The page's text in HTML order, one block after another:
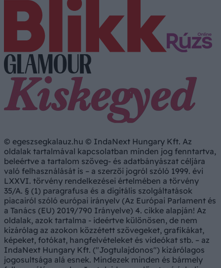
© egeszsegkalauz.hu © IndaNext Hungary Kft. Az
oldalak tartalmával kapcsolatban minden jog fenntartva,
beleértve a tartalom szöveg- és adatbányászat céljára
való felhasználását is – a szerzői jogról szóló 1999. évi
LXXVI. törvény rendelkezései értelmében a törvény
35/A. § (1) paragrafusa és a digitális szolgáltatások
piacairól szóló európai irányelv (Az Európai Parlament és
a Tanács (EU) 2019/790 Irányelve) 4. cikke alapján! Az
oldalak, azok tartalma - ideértve különösen, de nem
kizárólag az azokon közzétett szövegeket, grafikákat,
képeket, fotókat, hangfelvételeket és videókat stb. – az
IndaNext Hungary Kft. ("Jogtulajdonos") kizárólagos
jogosultsága alá esnek. Mindezek minden és bármely